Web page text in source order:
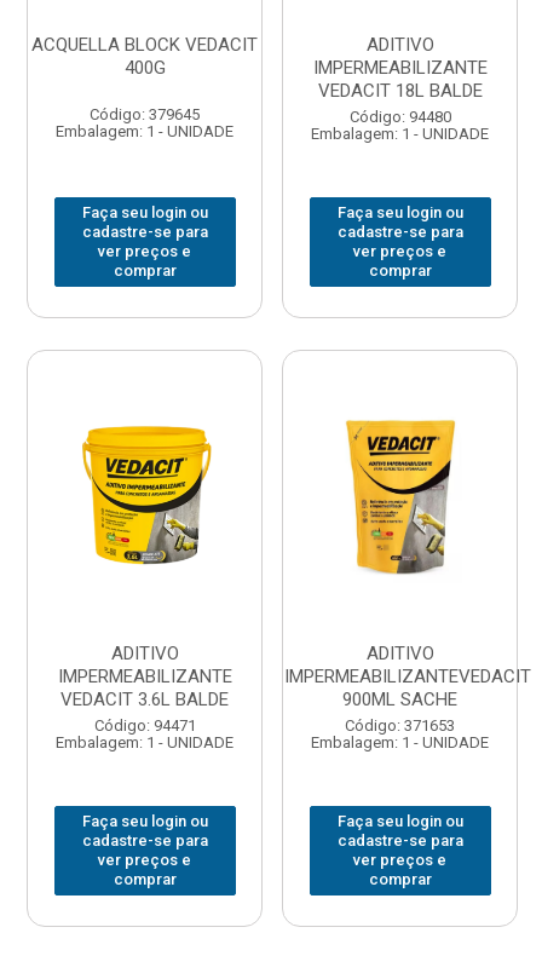
ACQUELLA BLOCK VEDACIT
400G
Código: 379645
Embalagem: 1 - UNIDADE
Faça seu login ou
cadastre-se para
ver preços e
comprar
ADITIVO
IMPERMEABILIZANTE
VEDACIT 18L BALDE
Código: 94480
Embalagem: 1 - UNIDADE
Faça seu login ou
cadastre-se para
ver preços e
comprar
ADITIVO
IMPERMEABILIZANTE
VEDACIT 3.6L BALDE
Código: 94471
Embalagem: 1 - UNIDADE
Faça seu login ou
cadastre-se para
ver preços e
comprar
ADITIVO
IMPERMEABILIZANTEVEDACIT
900ML SACHE
Código: 371653
Embalagem: 1 - UNIDADE
Faça seu login ou
cadastre-se para
ver preços e
comprar